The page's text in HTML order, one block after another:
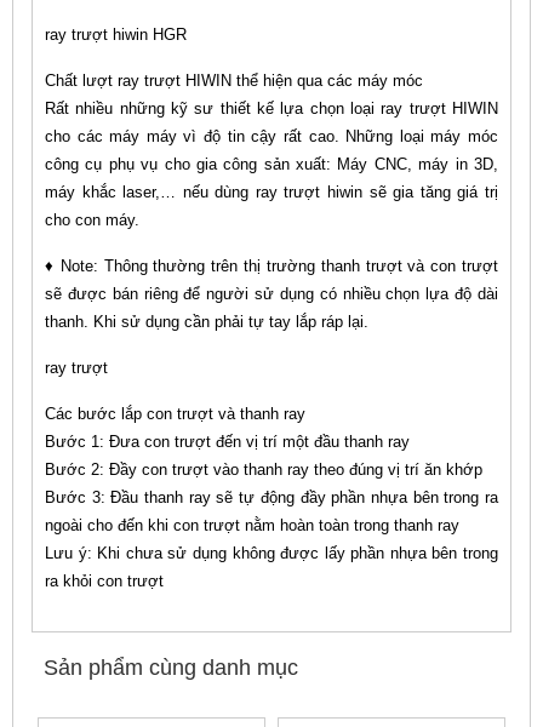
ray trượt hiwin HGR
Chất lượt ray trượt HIWIN thể hiện qua các máy móc
Rất nhiều những kỹ sư thiết kế lựa chọn loại ray trượt HIWIN
cho các máy máy vì độ tin cậy rất cao. Những loại máy móc
công cụ phụ vụ cho gia công sản xuất: Máy CNC, máy in 3D,
máy khắc laser,… nếu dùng ray trượt hiwin sẽ gia tăng giá trị
cho con máy.
♦ Note: Thông thường trên thị trường thanh trượt và con trượt
sẽ được bán riêng để người sử dụng có nhiều chọn lựa độ dài
thanh. Khi sử dụng cần phải tự tay lắp ráp lại.
ray trượt
Các bước lắp con trượt và thanh ray
Bước 1: Đưa con trượt đến vị trí một đầu thanh ray
Bước 2: Đầy con trượt vào thanh ray theo đúng vị trí ăn khớp
Bước 3: Đầu thanh ray sẽ tự động đầy phần nhựa bên trong ra
ngoài cho đến khi con trượt nằm hoàn toàn trong thanh ray
Lưu ý: Khi chưa sử dụng không được lấy phần nhựa bên trong
ra khỏi con trượt
Sản phẩm cùng danh mục